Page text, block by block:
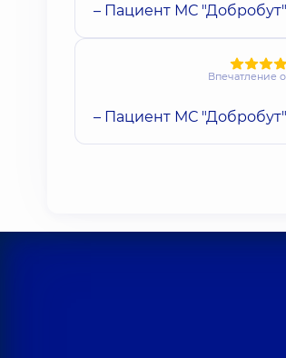
– Пациент МС "Добробут"
Впечатление
– Пациент МС "Добробут"